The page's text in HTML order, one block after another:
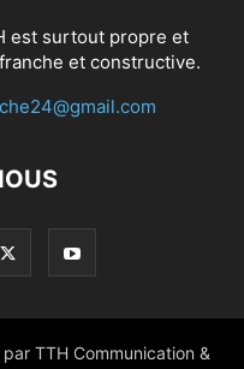
est surtout propre et
et constructive.
TTH Communication &